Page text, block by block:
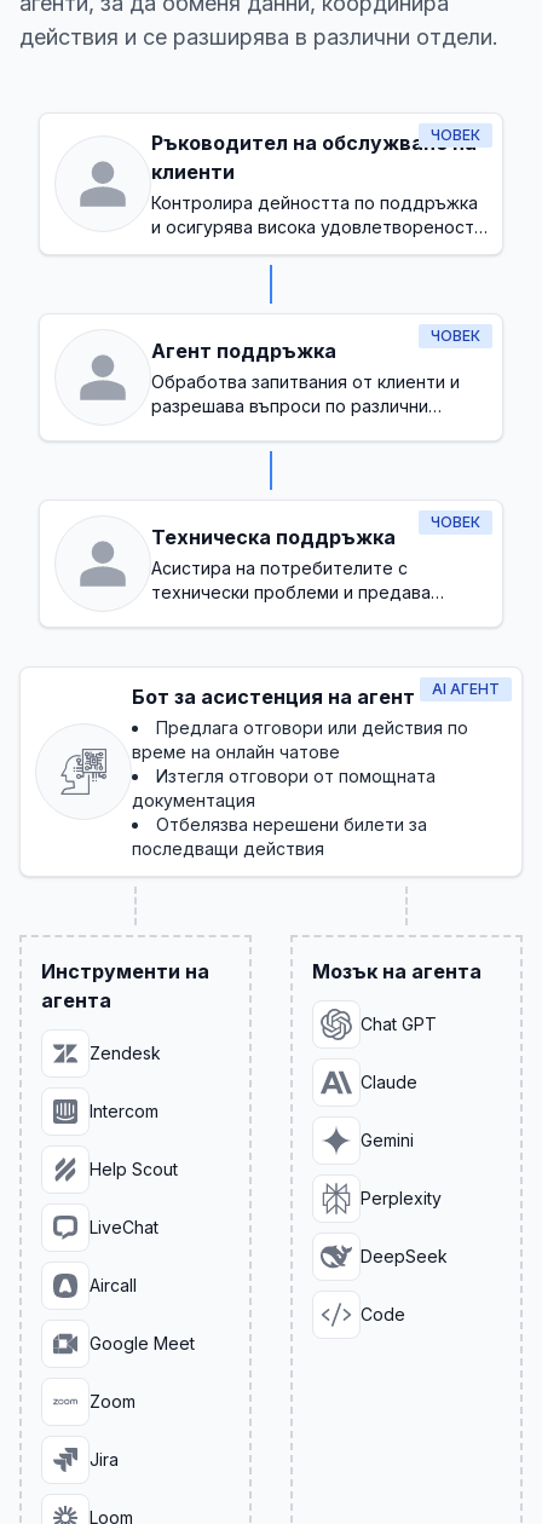
действия и се разширява в различни отдели.
ЧОВЕК
Ръководител на обслужване на
клиенти
Контролира дейността по поддръжка
и осигурява висока удовлетвореност
на клиентите
ЧОВЕК
Агент поддръжка
Обработва запитвания от клиенти и
разрешава въпроси по различни
ЧОВЕК
Техническа поддръжка
Асистира на потребителите с
технически проблеми и предава
AI АГЕНТ
Бот за асистенция на агент
Предлага отговори или действия по
време на онлайн чатове
Изтегля отговори от помощната
документация
Отбелязва нерешени билети за
последващи действия
Инструменти на
агента
Zendesk
Intercom
Help Scout
LiveChat
Aircall
Google Meet
Zoom
Jira
Loom
Мозък на агента
Chat GPT
Claude
Gemini
Perplexity
DeepSeek
Code